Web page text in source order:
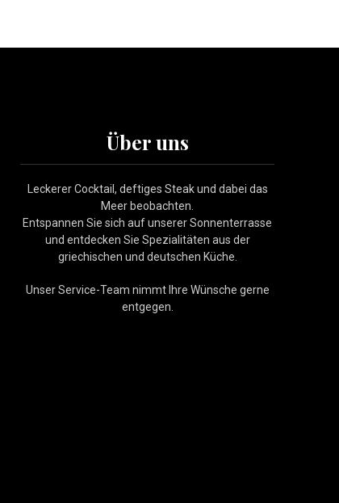
Über uns
Leckerer Cocktail, deftiges Steak und dabei das
Meer beobachten.
Entspannen Sie sich auf unserer Sonnenterrasse
und entdecken Sie Spezialitäten aus der
griechischen und deutschen Küche.
Unser Service-Team nimmt Ihre Wünsche gerne
entgegen.